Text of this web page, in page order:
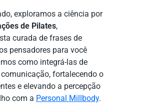
exploramos a ciência por
de Pilates,
curada de frases de
pensadores para você
como integrá-las de
fortalecendo o
e elevando a percepção
com a Personal Millbody.